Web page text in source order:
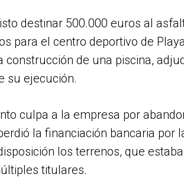
destinar 500.000 euros al
para el centro deportivo de
de una piscina,
su ejecución.
culpa a la empresa por
la financiación bancaria por
los terrenos, que
titulares.